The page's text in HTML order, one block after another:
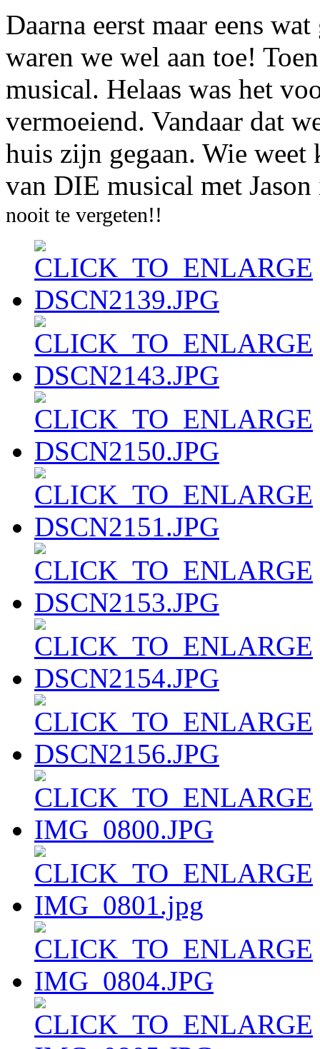
Daarna eerst maar eens
waren we wel aan toe!
musical. Helaas was het
vermoeiend. Vandaar dat
huis zijn gegaan. Wie
van DIE musical met
nooit te vergeten!!